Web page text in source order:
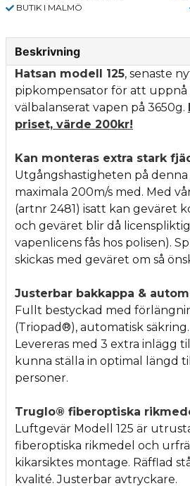
BUTIK I MALMÖ
Beskrivning
Hatsan modell 125, senaste
pipkompensator för att
välbalanserat vapen på 3650g.
priset, värde 200kr!
Kan monteras extra stark
Utgångshastigheten på
maximala 200m/s med. Med
(artnr 2481) isatt kan geväret
och geväret blir då
vapenlicens fås hos polisen).
skickas med geväret om så
Justerbar bakkappa &
Fullt bestyckad med
(Triopad®), automatisk
Levereras med 3 extra inlägg
kunna ställa in optimal längd
personer.
Truglo® fiberoptiska
Luftgevär Modell 125 är
fiberoptiska rikmedel och
kikarsiktes montage. Räfflad
kvalité. Justerbar avtryckare.